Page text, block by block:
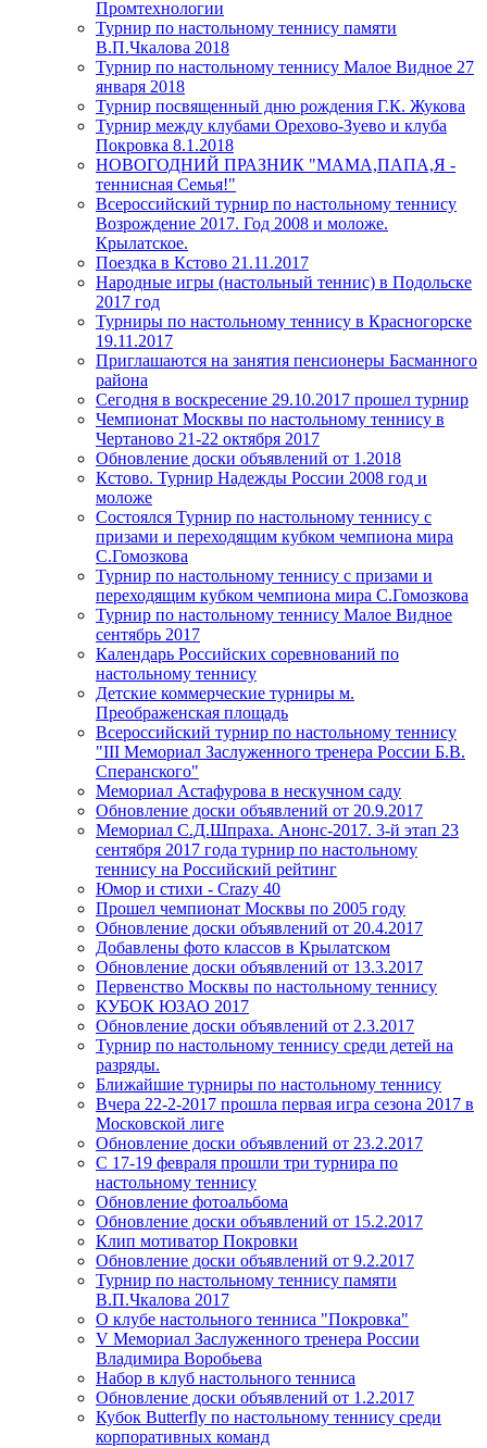
Промтехнологии
Турнир по настольному теннису памяти
В.П.Чкалова 2018
Турнир по настольному теннису Малое Видное 27
января 2018
Турнир посвященный дню рождения Г.К. Жукова
Турнир между клубами Орехово-Зуево и клуба
Покровка 8.1.2018
НОВОГОДНИЙ ПРАЗНИК "МАМА,ПАПА,Я -
теннисная Семья!"
Всероссийский турнир по настольному теннису
Возрождение 2017. Год 2008 и моложе.
Крылатское.
Поездка в Кстово 21.11.2017
Народные игры (настольный теннис) в Подольске
2017 год
Турниры по настольному теннису в Красногорске
19.11.2017
Приглашаются на занятия пенсионеры Басманного
района
Сегодня в воскресение 29.10.2017 прошел турнир
Чемпионат Москвы по настольному теннису в
Чертаново 21-22 октября 2017
Обновление доски объявлений от 1.2018
Кстово. Турнир Надежды России 2008 год и
моложе
Состоялся Турнир по настольному теннису с
призами и переходящим кубком чемпиона мира
С.Гомозкова
Турнир по настольному теннису с призами и
переходящим кубком чемпиона мира С.Гомозкова
Турнир по настольному теннису Малое Видное
сентябрь 2017
Календарь Российских соревнований по
настольному теннису
Детские коммерческие турниры м.
Преображенская площадь
Всероссийский турнир по настольному теннису
"III Мемориал Заслуженного тренера России Б.В.
Сперанского"
Мемориал Астафурова в нескучном саду
Обновление доски объявлений от 20.9.2017
Мемориал С.Д.Шпраха. Анонс-2017. 3-й этап 23
сентября 2017 года турнир по настольному
теннису на Российский рейтинг
Юмор и стихи - Crazy 40
Прошел чемпионат Москвы по 2005 году
Обновление доски объявлений от 20.4.2017
Добавлены фото классов в Крылатском
Обновление доски объявлений от 13.3.2017
Первенство Москвы по настольному теннису
КУБОК ЮЗАО 2017
Обновление доски объявлений от 2.3.2017
Турнир по настольному теннису среди детей на
разряды.
Ближайшие турниры по настольному теннису
Вчера 22-2-2017 прошла первая игра сезона 2017 в
Московской лиге
Обновление доски объявлений от 23.2.2017
С 17-19 февраля прошли три турнира по
настольному теннису
Обновление фотоальбома
Обновление доски объявлений от 15.2.2017
Клип мотиватор Покровки
Обновление доски объявлений от 9.2.2017
Турнир по настольному теннису памяти
В.П.Чкалова 2017
О клубе настольного тенниса "Покровка"
V Мемориал Заслуженного тренера России
Владимира Воробьева
Набор в клуб настольного тенниса
Обновление доски объявлений от 1.2.2017
Кубок Butterfly по настольному теннису среди
корпоративных команд